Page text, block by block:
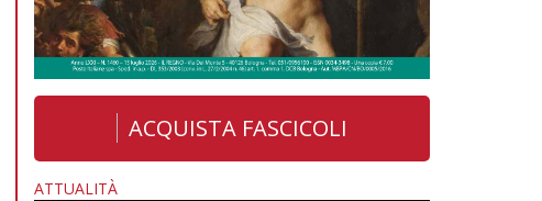
ACQUISTA FASCICOLI
ATTUALITÀ